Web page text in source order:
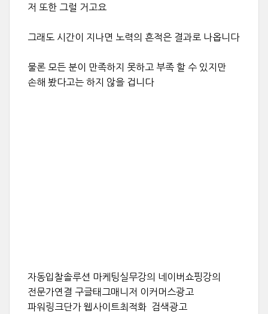
저 또한 그럴 거고요
그래도 시간이 지나면 노력의 흔적은 결과로 나옵니다
물론 모든 분이 만족하지 못하고 부족 할 수 있지만
손해 봤다고는 하지 않을 겁니다
자동입찰솔루션 마케팅실무강의 네이버쇼핑강의
전문가연결 구글태그매니저 이커머스광고
파워링크단가 웹사이트최적화 검색광고